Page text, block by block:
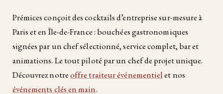
Prémices conçoit des cocktails d’entreprise sur-mesure à
Paris et en Île-de-France : bouchées gastronomiques
signées par un chef sélectionné, service complet, bar et
animations. Le tout piloté par un chef de projet unique.
Découvrez notreoffre traiteur événementielet nos
événements clés en main.